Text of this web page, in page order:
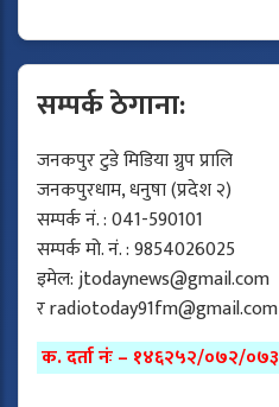
सम्पर्क ठेगाना:
जनकपुर टुडे मिडिया ग्रुप प्रालि
जनकपुरधाम, धनुषा (प्रदेश २)
सम्पर्क नं. : 041-590101
सम्पर्क मो. नं. : 9854026025
इमेल:jtodaynews@gmail.com
रradiotoday91fm@gmail.com
क. दर्ता नंः – १४६२५२/०७२/०७३